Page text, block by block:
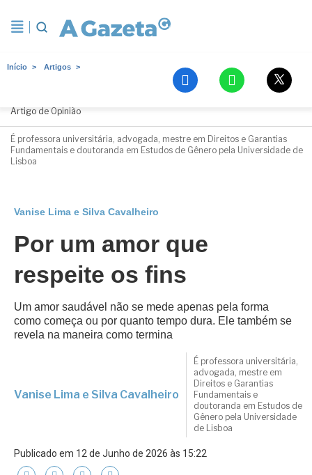
Início Artigos
Vanise Lima e Silva Cavalheiro
Artigo de Opinião
É professora universitária, advogada, mestre em Direitos e Garantias
Fundamentais e doutoranda em Estudos de Gênero pela Universidade de
Lisboa
Vanise Lima e Silva Cavalheiro
Por um amor que
respeite os fins
Um amor saudável não se mede apenas pela forma
como começa ou por quanto tempo dura. Ele também se
revela na maneira como termina
Vanise Lima e Silva Cavalheiro
É professora universitária,
advogada, mestre em
Direitos e Garantias
Fundamentais e
doutoranda em Estudos de
Gênero pela Universidade
de Lisboa
Publicado em 12 de Junho de 2026 às 15:22